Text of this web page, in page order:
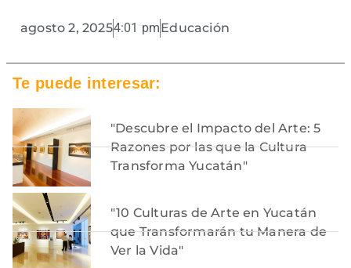
agosto 2, 20254:01 pmEducación
Te puede interesar:
"Descubre el Impacto del Arte: 5
Razones por las que la Cultura
Transforma Yucatán"
"10 Culturas de Arte en Yucatán
que Transformarán tu Manera de
Ver la Vida"